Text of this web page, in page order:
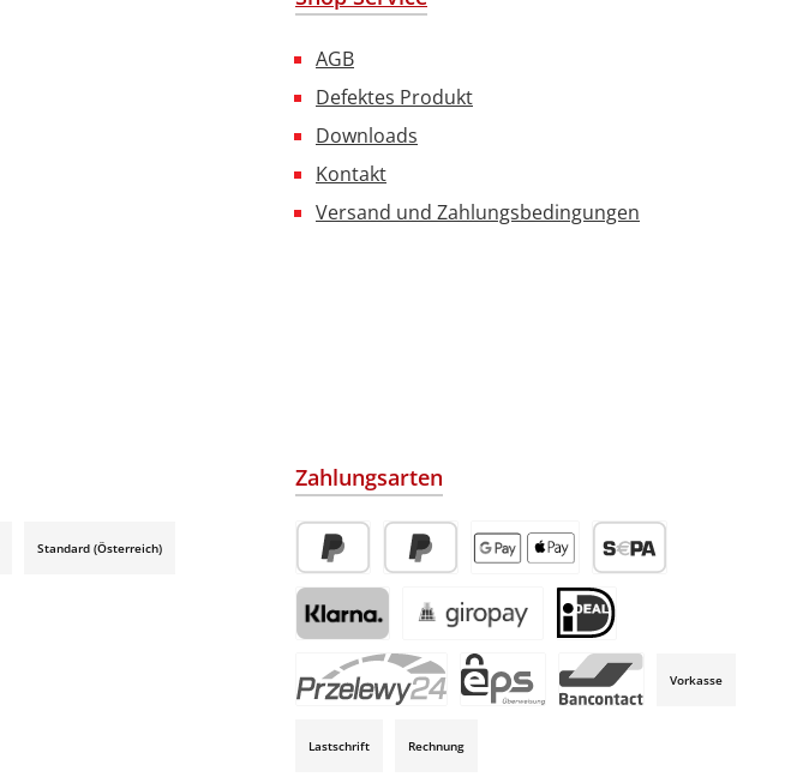
AGB
Defektes Produkt
Downloads
Kontakt
Versand und Zahlungsbedingungen
Standard (Österreich)
Zahlungsarten
PayPal Später BezahlenApple Pay / Google Pay (via Stripe)
SEPA-Lastschrift (via
Klarna (via Stripe)Giropay (via Stripe) iDeal (via Stripe)
Vorkasse
Lastschrift Rechnung